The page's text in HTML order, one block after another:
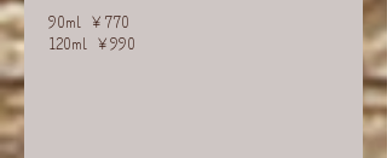
90ml ￥770
120ml ￥990